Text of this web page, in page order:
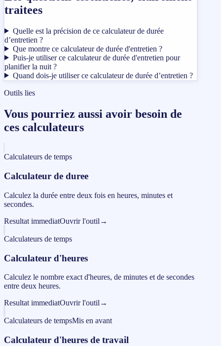
traitees
Quelle est la précision de ce calculateur de durée
d’entretien ?
Que montre ce calculateur de durée d'entretien ?
Puis-je utiliser ce calculateur de durée d'entretien pour
planifier la nuit ?
Quand dois-je utiliser ce calculateur de durée d’entretien ?
Outils lies
Vous pourriez aussi avoir besoin de
ces calculateurs
Calculateurs de temps
Calculateur de duree
Calculez la durée entre deux fois en heures, minutes et
secondes.
Resultat immediatOuvrir l'outil →
Calculateurs de temps
Calculateur d'heures
Calculez le nombre exact d'heures, de minutes et de secondes
entre deux heures.
Resultat immediatOuvrir l'outil →
Calculateurs de tempsMis en avant
Calculateur d'heures de travail